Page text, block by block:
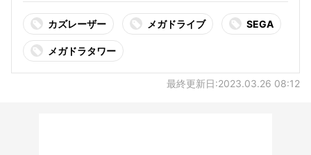
カズレーザー メガドライブ SEGA
メガドラタワー
最終更新日:2023.03.26 08:12